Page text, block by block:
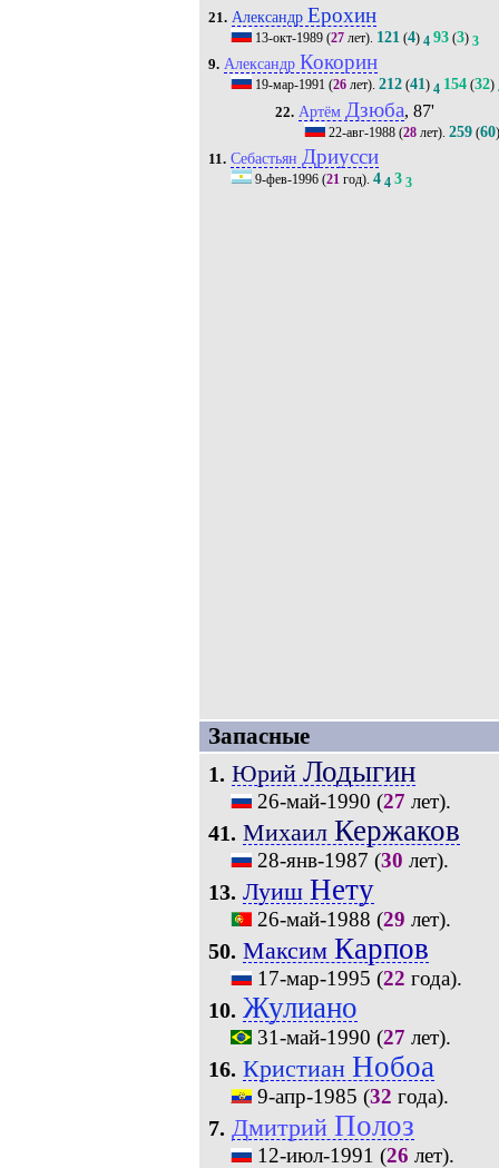
21. Александр Ерохин
13-окт-1989(27лет). 121(4) 4 93(3) 3
9. Александр Кокорин
19-мар-1991 (26лет). 212(41) 4 154(32)
22. Артём Дзюба, 87'
22-авг-1988 (28 лет).259 (60
11. Себастьян Дриусси
9-фев-1996(21год). 4 4 3 3
Запасные
1. Юрий Лодыгин
26-май-1990 (27 лет).
41. Михаил Кержаков
28-янв-1987 (30 лет).
13. Луиш Нету
26-май-1988 (29 лет).
50. Максим Карпов
17-мар-1995 (22 года).
10. Жулиано
31-май-1990 (27 лет).
16. Кристиан Нобоа
9-апр-1985 (32 года).
7. Дмитрий Полоз
12-июл-1991 (26 лет).